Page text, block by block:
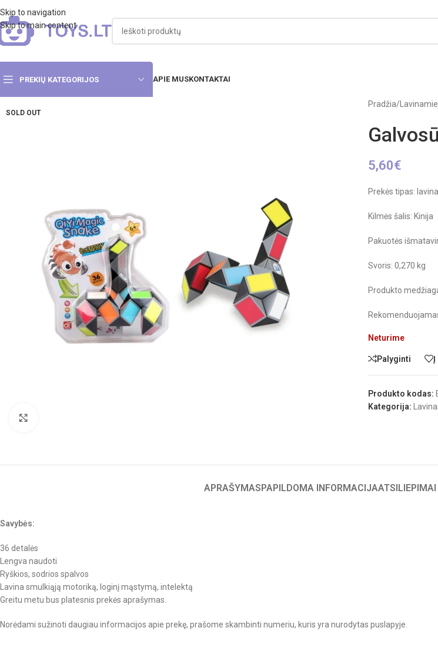
Skip to navigation
Skip to main content
PREKIŲ KATEGORIJOS APIE MUSKONTAKTAI
SOLD OUT
Pradžia/
5,60€
Prekės tipas:
Kilmės šalis: Kinija
Pakuotės
Svoris: 0,270 kg
Produkto
Neturime
Palyginti Į
Produkto kodas:
Kategorija:
APRAŠYMASPAPILDOMA INFORMACIJA
Savybės:
36 detalės
Lengva naudoti
Ryškios, sodrios spalvos
Lavina smulkiąją motoriką, loginį mąstymą, intelektą
Greitu metu bus platesnis prekės aprašymas.
Norėdami sužinoti daugiau informacijos apie prekę, prašome skambinti numeriu, kuris yra nurodytas puslapyje.